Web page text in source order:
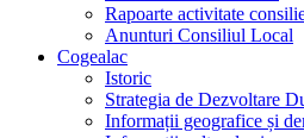
Rapoarte activitate
Anunturi Consiliul Local
Cogealac
Istoric
Strategia de Dezvoltare
Informații geografice și